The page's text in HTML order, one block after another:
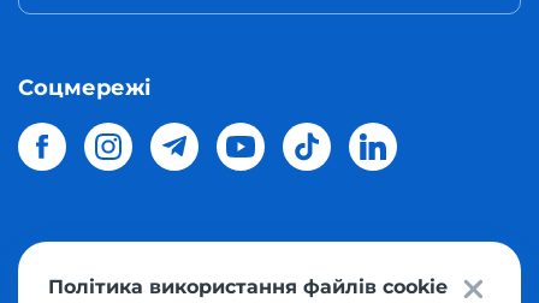
Соцмережі
магазинів світу в Україну.Всі права захищені
Політика використання файлів cookie